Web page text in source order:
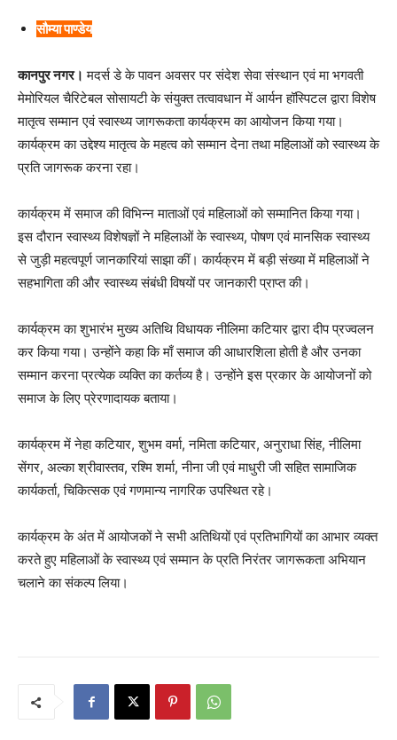
सौम्या पाण्डेय
कानपुर नगर। मदर्स डे के पावन अवसर पर संदेश सेवा संस्थान एवं मा भगवती
मेमोरियल चैरिटेबल सोसायटी के संयुक्त तत्वावधान में आर्यन हॉस्पिटल द्वारा विशेष
मातृत्व सम्मान एवं स्वास्थ्य जागरूकता कार्यक्रम का आयोजन किया गया।
कार्यक्रम का उद्देश्य मातृत्व के महत्व को सम्मान देना तथा महिलाओं को स्वास्थ्य के
प्रति जागरूक करना रहा।
कार्यक्रम में समाज की विभिन्न माताओं एवं महिलाओं को सम्मानित किया गया।
इस दौरान स्वास्थ्य विशेषज्ञों ने महिलाओं के स्वास्थ्य, पोषण एवं मानसिक स्वास्थ्य
से जुड़ी महत्वपूर्ण जानकारियां साझा कीं। कार्यक्रम में बड़ी संख्या में महिलाओं ने
सहभागिता की और स्वास्थ्य संबंधी विषयों पर जानकारी प्राप्त की।
कार्यक्रम का शुभारंभ मुख्य अतिथि विधायक नीलिमा कटियार द्वारा दीप प्रज्वलन
कर किया गया। उन्होंने कहा कि माँ समाज की आधारशिला होती है और उनका
सम्मान करना प्रत्येक व्यक्ति का कर्तव्य है। उन्होंने इस प्रकार के आयोजनों को
समाज के लिए प्रेरणादायक बताया।
कार्यक्रम में नेहा कटियार, शुभम वर्मा, नमिता कटियार, अनुराधा सिंह, नीलिमा
सेंगर, अल्का श्रीवास्तव, रश्मि शर्मा, नीना जी एवं माधुरी जी सहित सामाजिक
कार्यकर्ता, चिकित्सक एवं गणमान्य नागरिक उपस्थित रहे।
कार्यक्रम के अंत में आयोजकों ने सभी अतिथियों एवं प्रतिभागियों का आभार व्यक्त
करते हुए महिलाओं के स्वास्थ्य एवं सम्मान के प्रति निरंतर जागरूकता अभियान
चलाने का संकल्प लिया।